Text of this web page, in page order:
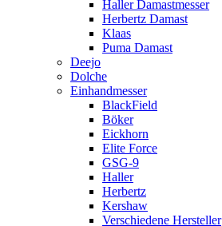
Haller Damastmesser
Herbertz Damast
Klaas
Puma Damast
Deejo
Dolche
Einhandmesser
BlackField
Böker
Eickhorn
Elite Force
GSG-9
Haller
Herbertz
Kershaw
Verschiedene Hersteller